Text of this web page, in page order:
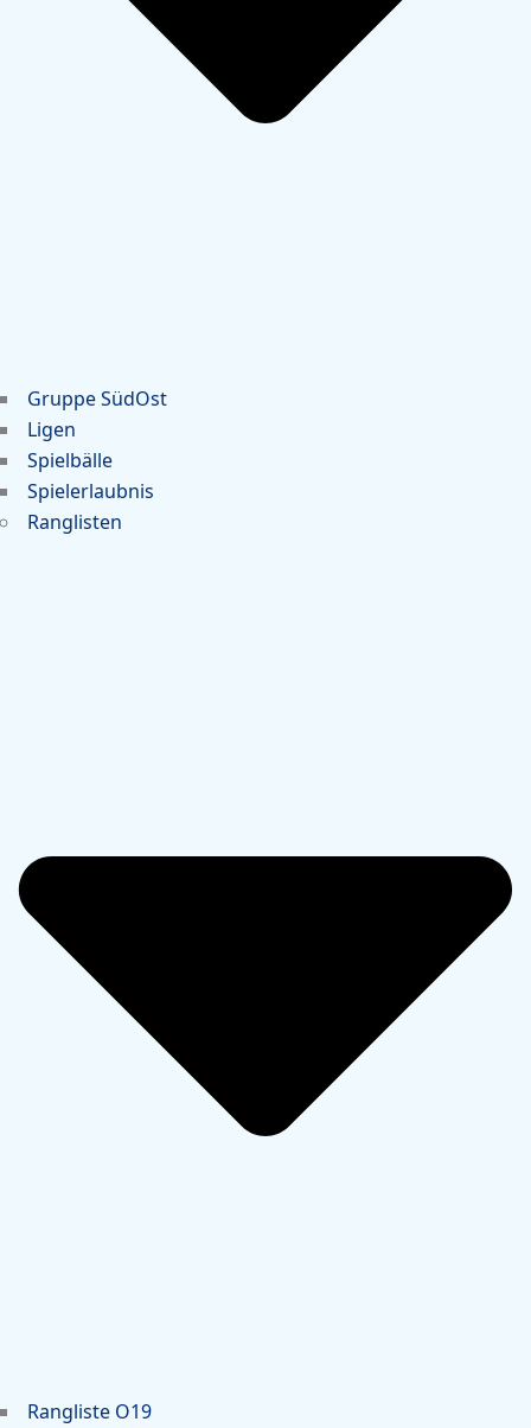
Gruppe SüdOst
Ligen
Spielbälle
Spielerlaubnis
Ranglisten
Rangliste O19